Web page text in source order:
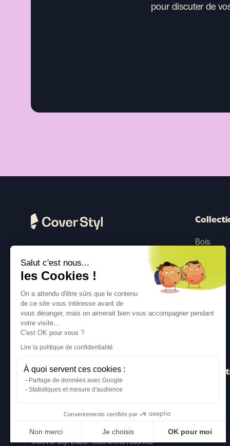
pour discuter de
Suivez-nous
Bois
Pierre
Couleur
Béton
©Cover Styl 2023. Tous droits réservés
Salut c'est nous...
les Cookies !
On a attendu d'être sûrs que le contenu
de ce site vous intéresse avant de
vous déranger, mais on aimerait bien vous accompagner pendant
votre visite...
C'est OK pour vous ?
Lire la politique de confidentialité
À quoi servent ces cookies :
Partage de données avec Google
Statistiques et mesure d'audience
Consentements certifiés par
Non merci Je choisis OK pour moi